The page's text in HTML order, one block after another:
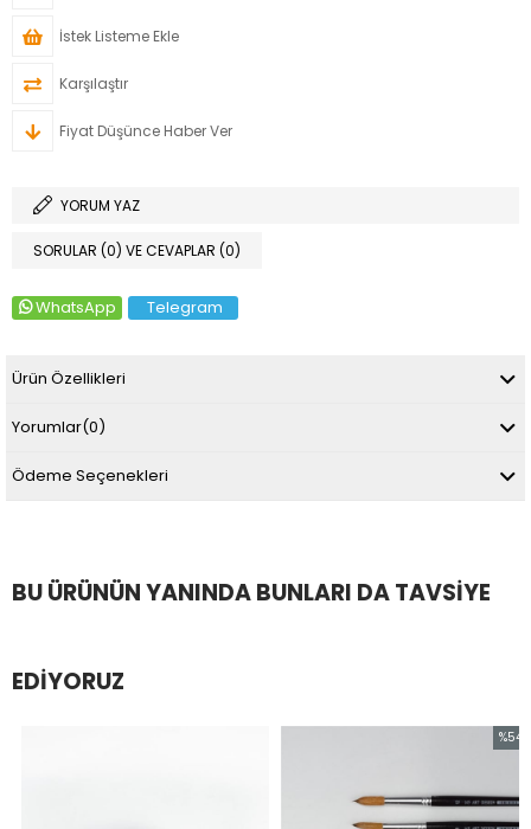
İstek Listeme Ekle
Karşılaştır
Fiyat Düşünce Haber Ver
YORUM YAZ
SORULAR (0) VE CEVAPLAR (0)
WhatsApp Telegram
Ürün Özellikleri
Yorumlar(0)
Ödeme Seçenekleri
BU ÜRÜNÜN YANINDA BUNLARI DA TAVSIYE
EDIYORUZ
%54